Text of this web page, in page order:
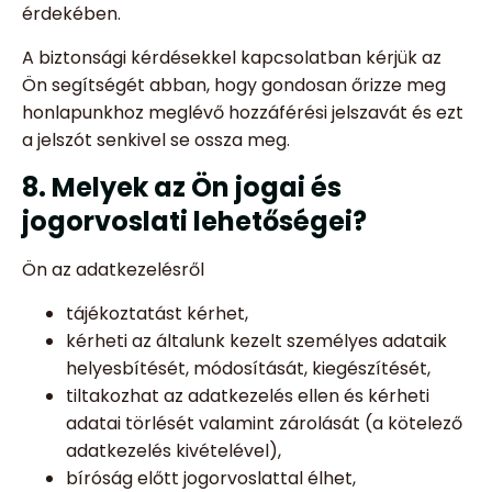
érdekében.
A biztonsági kérdésekkel kapcsolatban kérjük az
Ön segítségét abban, hogy gondosan őrizze meg
honlapunkhoz meglévő hozzáférési jelszavát és ezt
a jelszót senkivel se ossza meg.
8. Melyek az Ön jogai és
jogorvoslati lehetőségei?
Ön az adatkezelésről
tájékoztatást kérhet,
kérheti az általunk kezelt személyes adataik
helyesbítését, módosítását, kiegészítését,
tiltakozhat az adatkezelés ellen és kérheti
adatai törlését valamint zárolását (a kötelező
adatkezelés kivételével),
bíróság előtt jogorvoslattal élhet,